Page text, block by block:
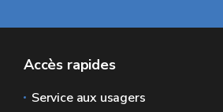
Accès rapides
Service aux usagers